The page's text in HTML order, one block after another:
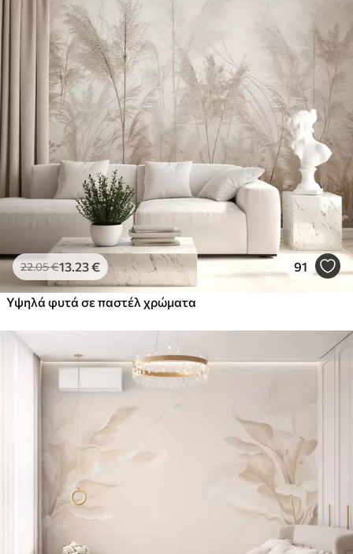
22.05€13 .23€ 91
Υψηλά φυτά σε παστέλ χρώματα